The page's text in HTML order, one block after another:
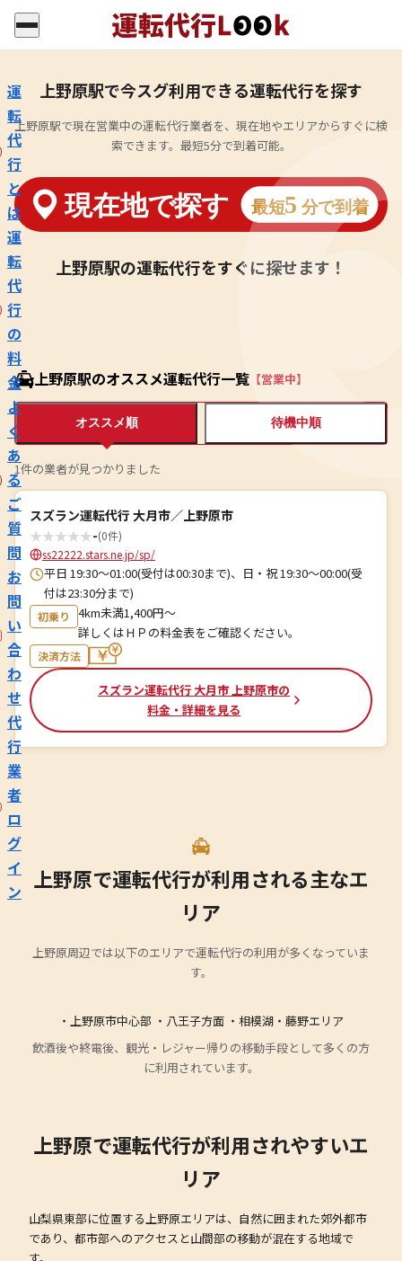
運
転
代
行
と
は
運
転
代
行
の
料
金
よ
く
あ
る
ご
質
問
お
問
い
合
わ
せ
代
行
業
者
ロ
グ
イ
ン
上野原駅で今スグ利用できる運転代行を探す
上野原駅で現在営業中の運転代行業者を、現在地やエリアからすぐに検
索できます。最短5分で到着可能。
上野原駅の運転代行をすぐに探せます！
上野原駅のオススメ運転代行一覧 【営業中】
オススメ順 待機中順
1件の業者が見つかりました
スズラン運転代行 大月市／上野原市
★★★★★-(0件)
ss22222.stars.ne.jp/sp/
平日 19:30～01:00(受付は00:30まで)、日・祝 19:30～00:00(受
付は23:30分まで)
初乗り
4km未満1,400円～
詳しくはＨＰの料金表をご確認ください。
決済方法
スズラン運転代行 大月市 上野原市の
料金・詳細を見る
上野原で運転代行が利用される主なエ
リア
上野原周辺では以下のエリアで運転代行の利用が多くなっていま
す。
・上野原市中心部 ・八王子方面 ・相模湖・藤野エリア
飲酒後や終電後、観光・レジャー帰りの移動手段として多くの方
に利用されています。
上野原で運転代行が利用されやすいエ
リア
山梨県東部に位置する上野原エリアは、自然に囲まれた郊外都市
であり、都市部へのアクセスと山間部の移動が混在する地域で